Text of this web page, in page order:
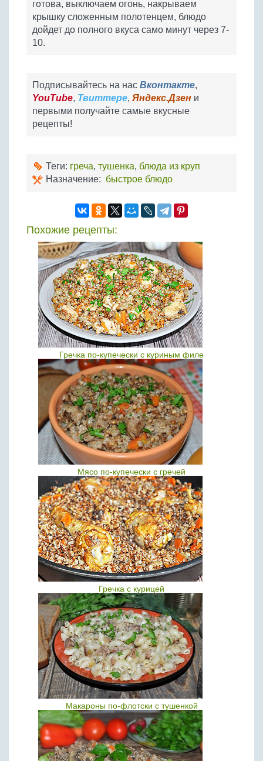
готова, выключаем огонь, накрываем
крышку сложенным полотенцем, блюдо
дойдет до полного вкуса само минут через 7-
10.
Подписывайтесь на нас Вконтакте,
YouTube, Твиттере, Яндекс.Дзен и
первыми получайте самые вкусные
рецепты!
Теги: греча, тушенка, блюда из круп
Назначение: быстрое блюдо
Похожие рецепты:
Гречка по-купечески с куриным филе
Мясо по-купечески с гречей
Гречка с курицей
Макароны по-флотски с тушенкой